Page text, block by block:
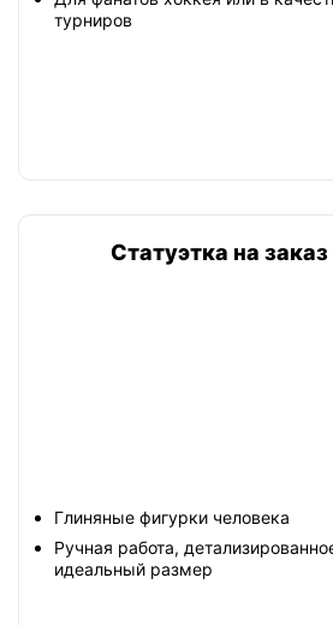
турниров
Статуэтка на
Глиняные фигурки человека
Ручная работа,
идеальный размер